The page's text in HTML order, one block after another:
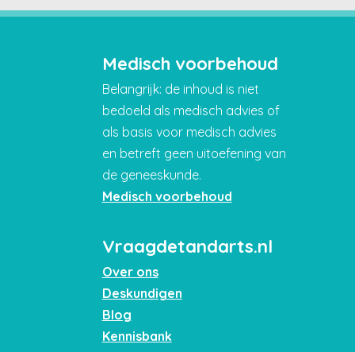
Medisch voorbehoud
Belangrijk: de inhoud is niet
bedoeld als medisch advies of
als basis voor medisch advies
en betreft geen uitoefening van
de geneeskunde.
Medisch voorbehoud
Vraagdetandarts.nl
Over ons
Deskundigen
Blog
Kennisbank